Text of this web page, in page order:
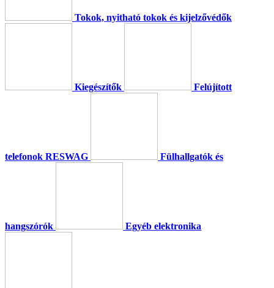
Tokok, nyitható tokok és kijelzővédők
Kiegészítők Felújított
telefonok RESWAG Fülhallgatók és
hangszórók Egyéb elektronika